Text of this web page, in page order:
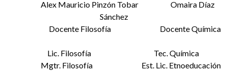
Alex Mauricio Pinzón Tobar Omaira Díaz
Sánchez
Docente Filosofía Docente Química
Lic. Filosofía Tec. Química
Mgtr. Filosofía Est. Lic. Etnoeducación